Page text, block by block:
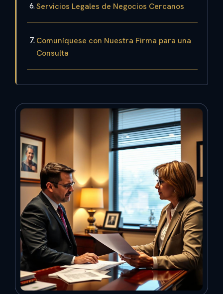
Servicios Legales de Negocios Cercanos
Comuníquese con Nuestra Firma para una
Consulta